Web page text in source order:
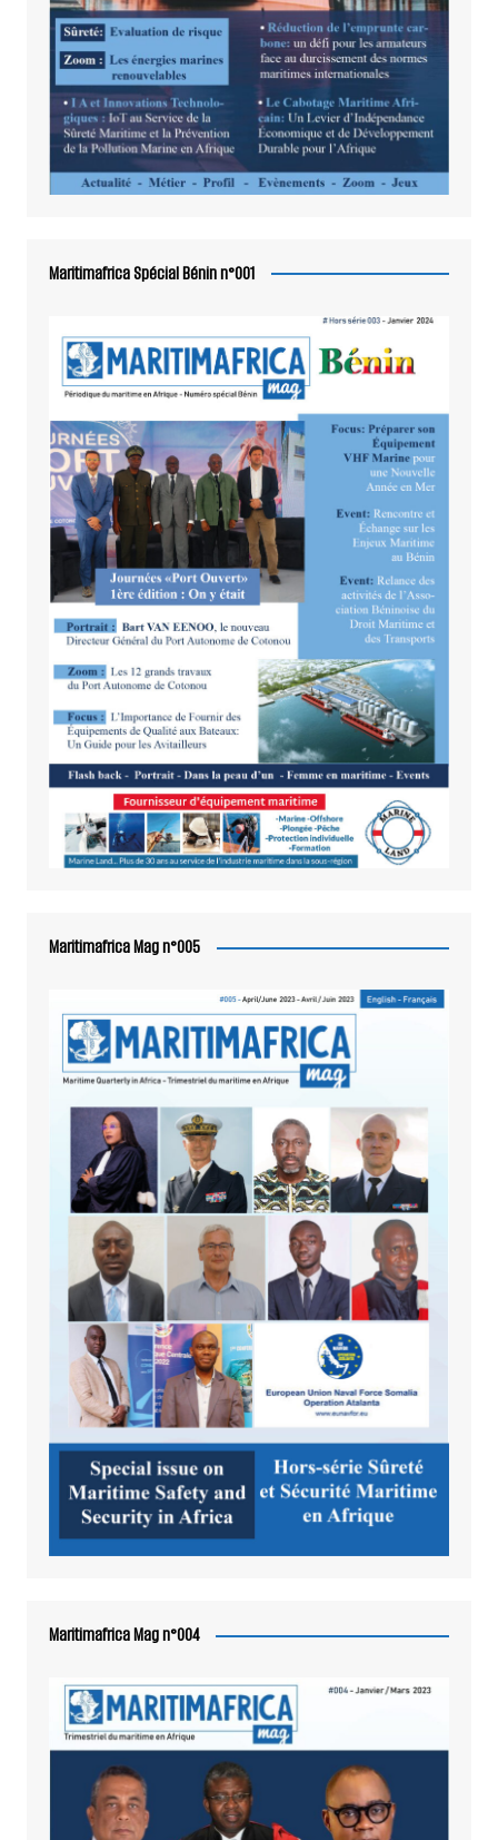
Maritimafrica Spécial Bénin n°001
Maritimafrica Mag n°005
Maritimafrica Mag n°004